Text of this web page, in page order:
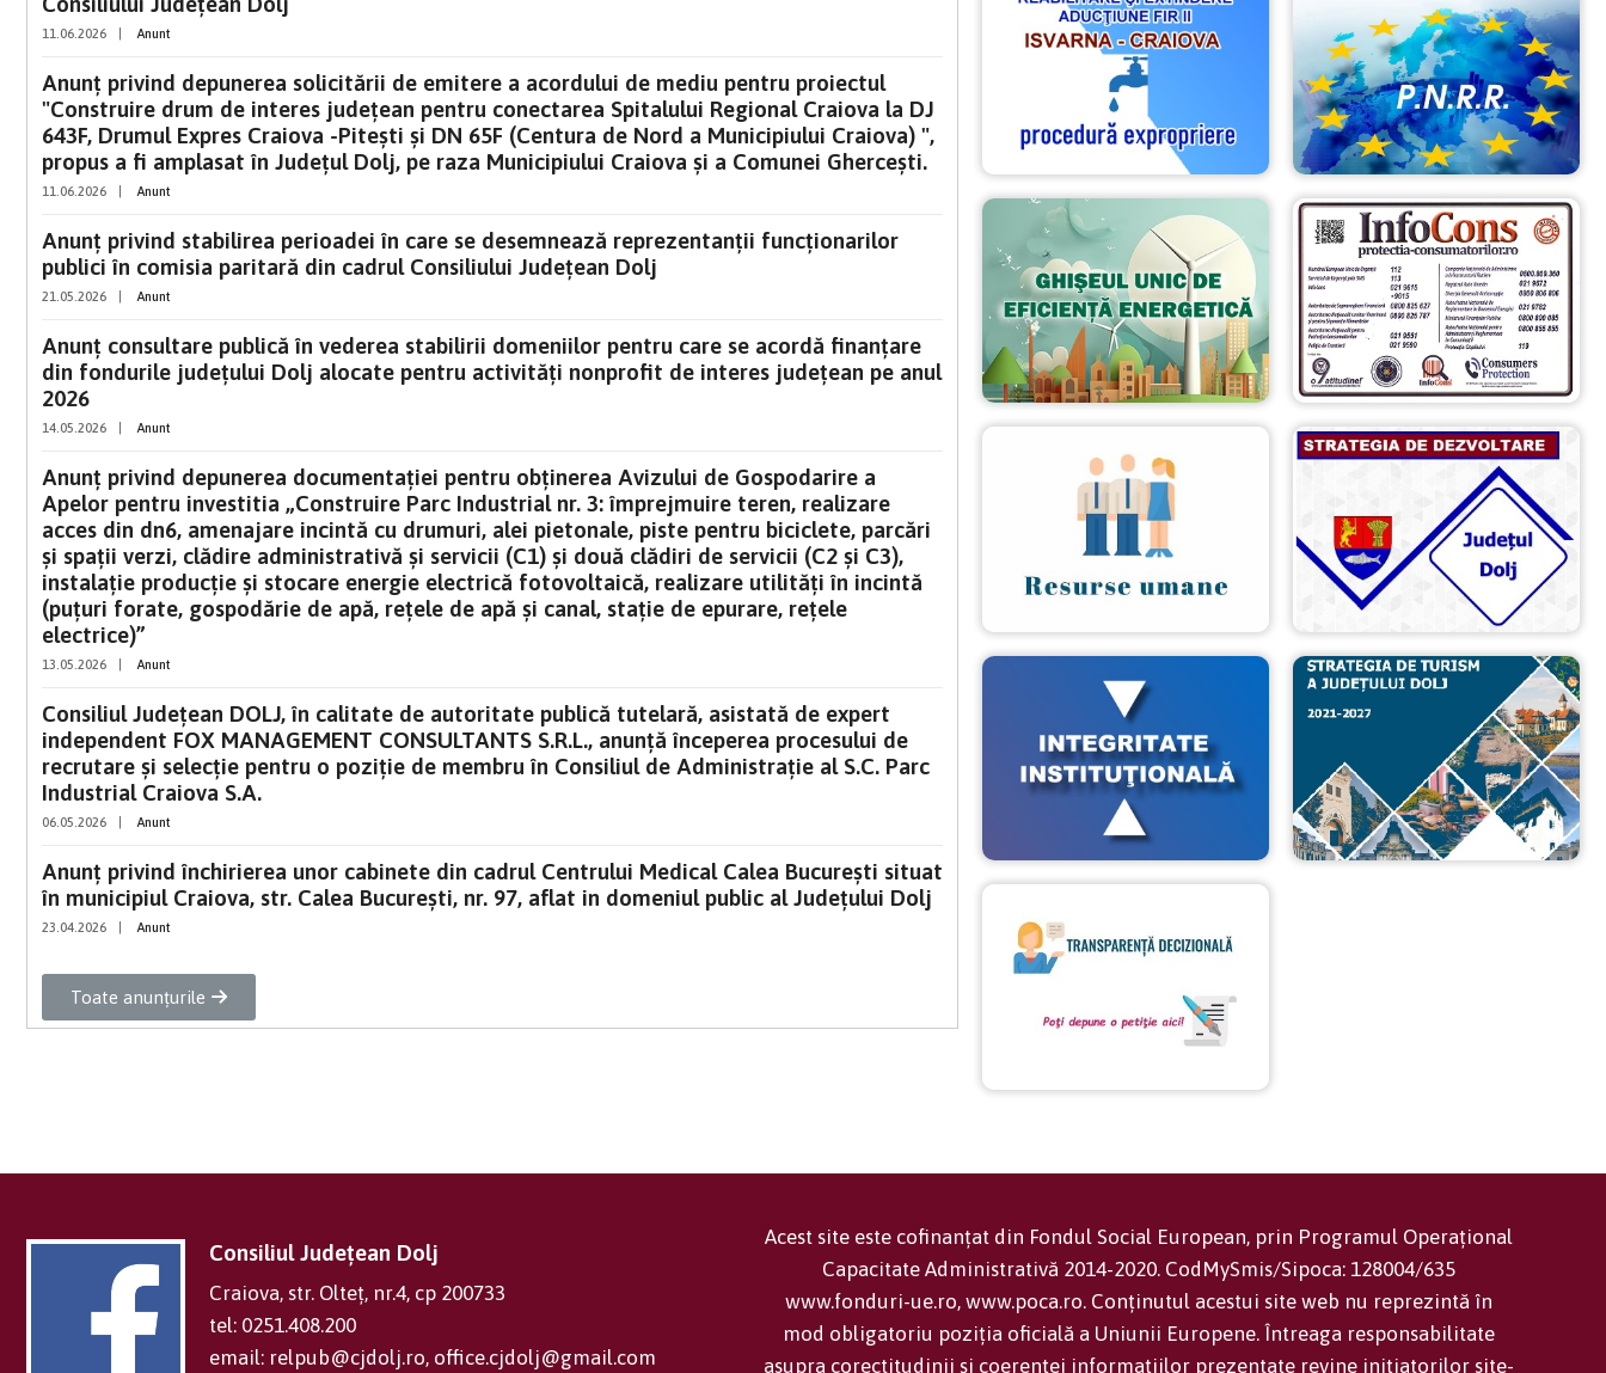
11.06.2026 Anunt
Anunț privind depunerea solicitării de emitere a acordului de mediu pentru proiectul
"Construire drum de interes județean pentru conectarea Spitalului Regional Craiova la DJ
643F, Drumul Expres Craiova -Pitești și DN 65F (Centura de Nord a Municipiului Craiova) ",
propus a fi amplasat în Județul Dolj, pe raza Municipiului Craiova și a Comunei Ghercești.
11.06.2026 Anunt
Anunț privind stabilirea perioadei în care se desemnează reprezentanții funcționarilor
publici în comisia paritară din cadrul Consiliului Județean Dolj
21.05.2026 Anunt
Anunț consultare publică în vederea stabilirii domeniilor pentru care se acordă finanțare
din fondurile județului Dolj alocate pentru activități nonprofit de interes județean pe anul
2026
14.05.2026 Anunt
Anunț privind depunerea documentației pentru obținerea Avizului de Gospodarire a
Apelor pentru investitia „Construire Parc Industrial nr. 3: împrejmuire teren, realizare
acces din dn6, amenajare incintă cu drumuri, alei pietonale, piste pentru biciclete, parcări
și spații verzi, clădire administrativă și servicii (C1) și două clădiri de servicii (C2 și C3),
instalație producție și stocare energie electrică fotovoltaică, realizare utilități în incintă
(puțuri forate, gospodărie de apă, rețele de apă și canal, stație de epurare, rețele
electrice)”
13.05.2026 Anunt
Consiliul Județean DOLJ, în calitate de autoritate publică tutelară, asistată de expert
independent FOX MANAGEMENT CONSULTANTS S.R.L., anunţă începerea procesului de
recrutare şi selecţie pentru o poziţie de membru în Consiliul de Administrație al S.C. Parc
Industrial Craiova S.A.
06.05.2026 Anunt
Anunț privind închirierea unor cabinete din cadrul Centrului Medical Calea București situat
în municipiul Craiova, str. Calea București, nr. 97, aflat in domeniul public al Județului Dolj
23.04.2026 Anunt
Toate anunțurile
Consiliul Județean Dolj
Craiova, str. Olteț, nr.4, cp 200733
tel: 0251.408.200
email: relpub@cjdolj.ro, office.cjdolj@gmail.com
Acest site este cofinanțat din Fondul Social European, prin Programul Operațional
Capacitate Administrativă 2014-2020. CodMySmis/Sipoca: 128004/635
www.fonduri-ue.ro, www.poca.ro. Conținutul acestui site web nu reprezintă în
mod obligatoriu poziția oficială a Uniunii Europene. Întreaga responsabilitate
asupra corectitudinii și coerenței informațiilor prezentate revine inițiatorilor site-